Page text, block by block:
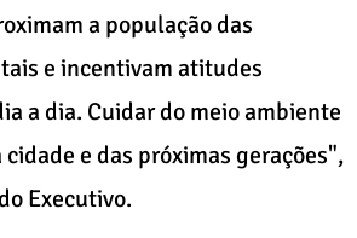
a população das
e incentivam atitudes
a dia. Cuidar do meio ambiente
cidade e das próximas gerações",
Executivo.